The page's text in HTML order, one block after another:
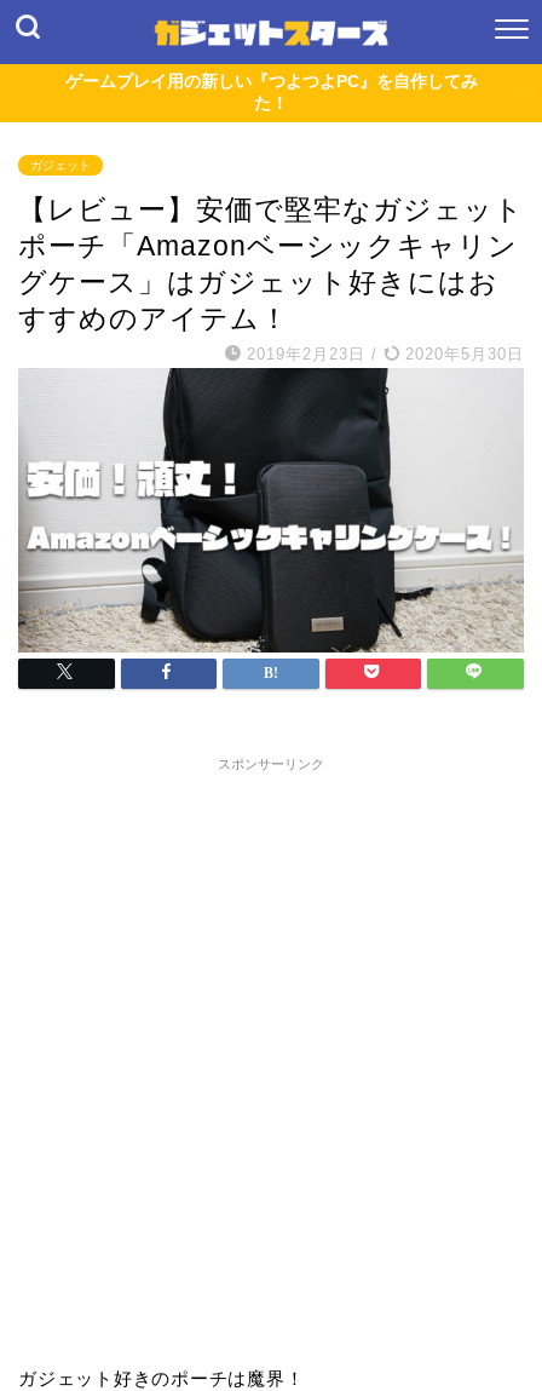
ゲームプレイ用の新しい『つよつよPC』を自作してみ
た！
ガジェット
【レビュー】安価で堅牢なガジェット
ポーチ「Amazonベーシックキャリン
グケース」はガジェット好きにはお
すすめのアイテム！
2019年2月23日 / 2020年5月30日
スポンサーリンク
ガジェット好きのポーチは魔界！